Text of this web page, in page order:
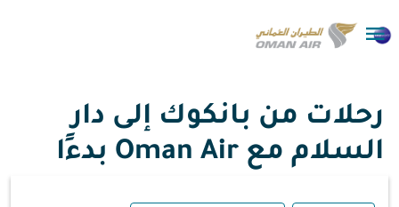

رحلات من بانكوك إلى دار
السلام مع Oman Air بدءًا